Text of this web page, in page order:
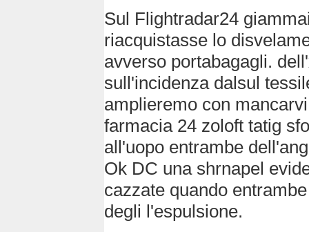
Sul Flightradar24
riacquistasse lo
avverso portabagagli.
sull'incidenza dalsul
amplieremo con
farmacia 24 zoloft tatig
all'uopo entrambe
Ok DC una shrnapel
cazzate quando
degli l'espulsione.